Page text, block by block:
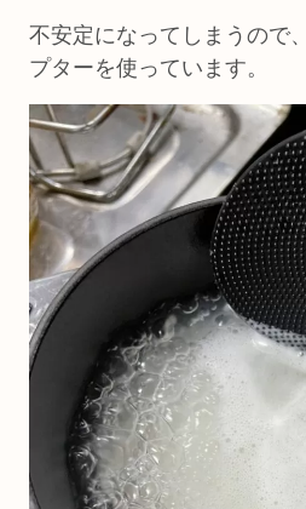
不安定になってしまうので
プターを使っています。